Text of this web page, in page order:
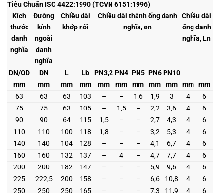
Tiêu Chuẩn ISO 4422:1990 (TCVN 6151:1996)
Kích
thước
danh
nghĩa
Đường
kính
ngoài
danh
nghĩa
Chiều dài
khớp nối
Chiều dài thành ống danh
nghĩa, en
Chiều dài
ống danh
nghĩa, Ln
DN/OD DN L Lb PN3,2 PN4 PN5 PN6 PN10
mm
mm mm mm mm mm mm mm mm mm mm
63
63 63 103 – – 1,6 1,9 3 4
6
75
75 63 105 – 1,5 – 2,2 3,6 4
6
90
90 64 115 1,5 – – 2,7 4,3 4
6
110
110 100 118 1,8 – – 3,2 5,3 4
6
140
140 104 128 – – – 4,1 6,7 4
6
160
160 132 137 – 4 – 4,7 7,7 4
6
200
200 182 147 – – – 5,9 9,6 4
6
225
222,5 200 158 – – – 6,6 10,8 4
6
250
250 250 165 – – – 7,3 11,9 4 6